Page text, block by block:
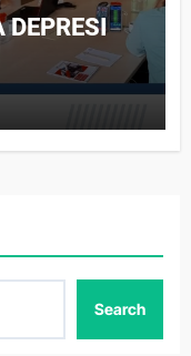
DEPRESI
Search